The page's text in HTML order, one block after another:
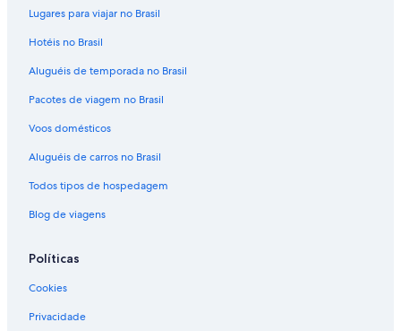
Lugares para viajar no Brasil
Hotéis no Brasil
Aluguéis de temporada no Brasil
Pacotes de viagem no Brasil
Voos domésticos
Aluguéis de carros no Brasil
Todos tipos de hospedagem
Blog de viagens
Políticas
Cookies
Privacidade